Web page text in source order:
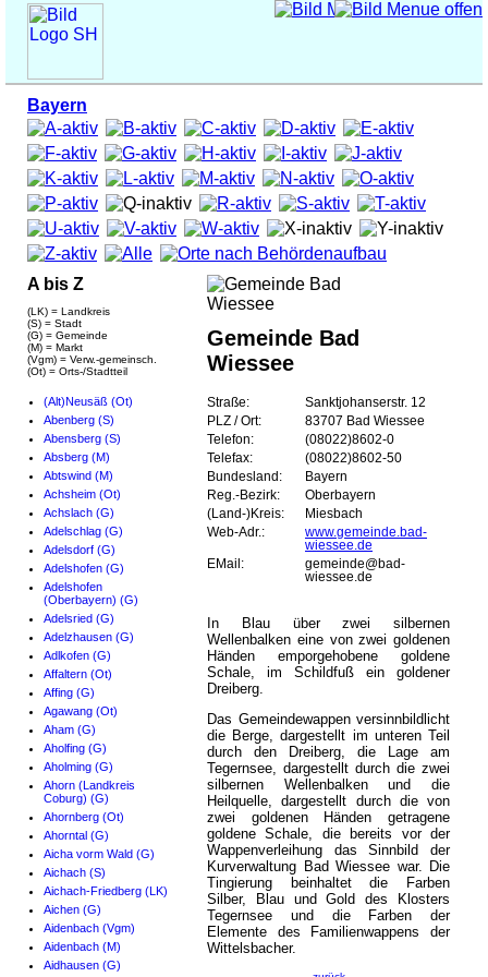
Bayern
A bis Z
(LK) = Landkreis
(S) = Stadt
(G) = Gemeinde
(M) = Markt
(Vgm) = Verw.-gemeinsch.
(Ot) = Orts-/Stadtteil
(Alt)Neusäß (Ot)
Abenberg (S)
Abensberg (S)
Absberg (M)
Abtswind (M)
Achsheim (Ot)
Achslach (G)
Adelschlag (G)
Adelsdorf (G)
Adelshofen (G)
Adelshofen
(Oberbayern) (G)
Adelsried (G)
Adelzhausen (G)
Adlkofen (G)
Affaltern (Ot)
Affing (G)
Agawang (Ot)
Aham (G)
Aholfing (G)
Aholming (G)
Ahorn (Landkreis
Coburg) (G)
Ahornberg (Ot)
Ahorntal (G)
Aicha vorm Wald (G)
Aichach (S)
Aichach-Friedberg (LK)
Aichen (G)
Aidenbach (Vgm)
Aidenbach (M)
Aidhausen (G)
Gemeinde Bad
Wiessee
Straße:
Sanktjohanserstr. 12
PLZ / Ort:
83707 Bad Wiessee
Telefon:
(08022)8602-0
Telefax:
(08022)8602-50
Bundesland:
Bayern
Reg.-Bezirk:
Oberbayern
(Land-)Kreis:
Miesbach
Web-Adr.:
www.gemeinde.bad-
wiessee.de
EMail:
gemeinde@bad-
wiessee.de
In Blau über zwei silbernen
Wellenbalken eine von zwei goldenen
Händen emporgehobene goldene
Schale, im Schildfuß ein goldener
Dreiberg.
Das Gemeindewappen versinnbildlicht
die Berge, dargestellt im unteren Teil
durch den Dreiberg, die Lage am
Tegernsee, dargestellt durch die zwei
silbernen Wellenbalken und die
Heilquelle, dargestellt durch die von
zwei goldenen Händen getragene
goldene Schale, die bereits vor der
Wappenverleihung das Sinnbild der
Kurverwaltung Bad Wiessee war. Die
Tingierung beinhaltet die Farben
Silber, Blau und Gold des Klosters
Tegernsee und die Farben der
Elemente des Familienwappens der
Wittelsbacher.